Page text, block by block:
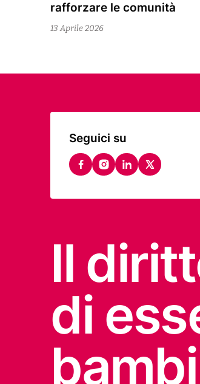
rafforzare le comunità
13 Aprile 2026
Maggio
2026
Seguici su
facebook
instagram
linkedin
twitter
Il
di